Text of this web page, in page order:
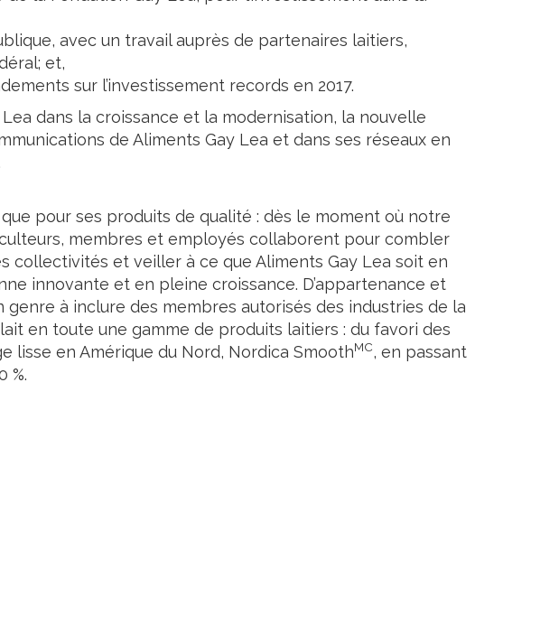
avec un travail auprès de partenaires laitiers,
et,
sur l’investissement records en 2017.
dans la croissance et la modernisation, la nouvelle
de Aliments Gay Lea et dans ses réseaux en
pour ses produits de qualité : dès le moment où notre
membres et employés collaborent pour combler
collectivités et veiller à ce que Aliments Gay Lea soit en
innovante et en pleine croissance. D’appartenance et
à inclure des membres autorisés des industries de la
en toute une gamme de produits laitiers : du favori des
lisse en Amérique du Nord, Nordica SmoothMC, en passant
%.